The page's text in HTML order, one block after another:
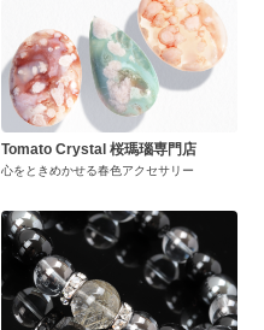
Tomato Crystal 桜瑪瑙専門店
心をときめかせる春色アクセサリー